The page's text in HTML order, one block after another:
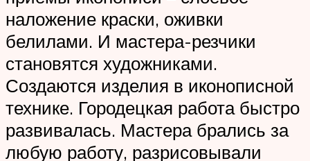
наложение краски, оживки
белилами. И мастера-резчики
становятся художниками.
Создаются изделия в иконописной
технике. Городецкая работа быстро
развивалась. Мастера брались за
любую работу, разрисовывали